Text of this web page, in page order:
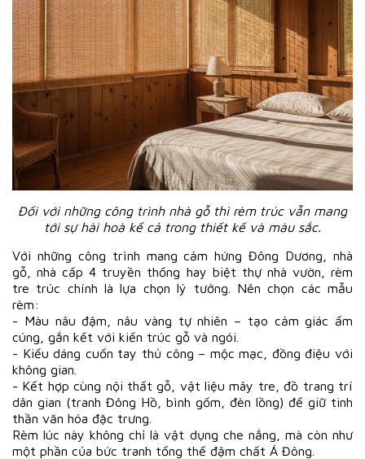
Đối với những công trình nhà gỗ thì rèm trúc vẫn mang
tới sự hài hoà kể cả trong thiết kế và màu sắc.
Với những công trình mang cảm hứng Đông Dương, nhà
gỗ, nhà cấp 4 truyền thống hay biệt thự nhà vườn, rèm
tre trúc chính là lựa chọn lý tưởng. Nên chọn các mẫu
rèm:
- Màu nâu đậm, nâu vàng tự nhiên – tạo cảm giác ấm
cúng, gắn kết với kiến trúc gỗ và ngói.
- Kiểu dáng cuốn tay thủ công – mộc mạc, đồng điệu với
không gian.
- Kết hợp cùng nội thất gỗ, vật liệu mây tre, đồ trang trí
dân gian (tranh Đông Hồ, bình gốm, đèn lồng) để giữ tinh
thần văn hóa đặc trưng.
Rèm lúc này không chỉ là vật dụng che nắng, mà còn như
một phần của bức tranh tổng thể đậm chất Á Đông.